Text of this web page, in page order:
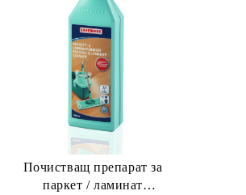
Почистващ препарат за
паркет / ламинат